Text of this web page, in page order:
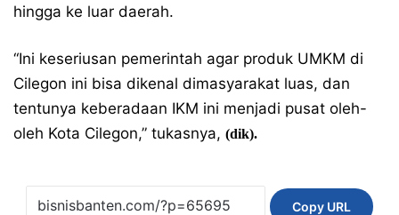
hingga ke luar daerah.
“Ini keseriusan pemerintah agar produk UMKM di
Cilegon ini bisa dikenal dimasyarakat luas, dan
tentunya keberadaan IKM ini menjadi pusat oleh-
oleh Kota Cilegon,” tukasnya, (dik).
Copy URL